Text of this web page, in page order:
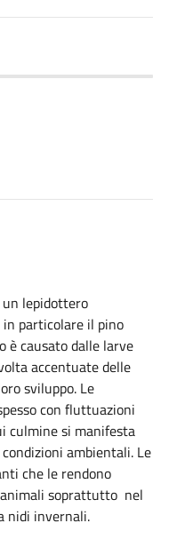
un lepidottero
particolare il pino
è causato dalle larve
accentuate delle
sviluppo. Le
con fluttuazioni
culmine si manifesta
ambientali. Le
che le rendono
animali soprattutto nel
nidi invernali.